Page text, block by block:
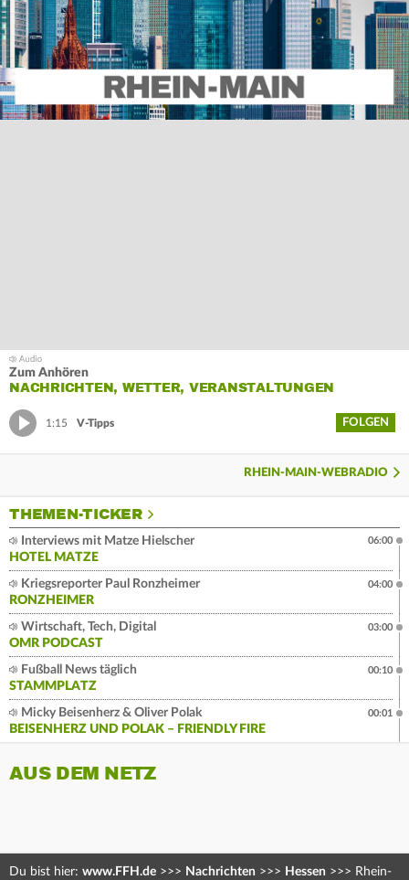
Zum Anhören
NACHRICHTEN, WETTER, VERANSTALTUNGEN
1:15 V-Tipps FOLGEN
RHEIN-MAIN-WEBRADIO
THEMEN-TICKER
Interviews mit Matze Hielscher
HOTEL MATZE
06:00
Kriegsreporter Paul Ronzheimer
RONZHEIMER
04:00
Wirtschaft, Tech, Digital
OMR PODCAST
03:00
Fußball News täglich
STAMMPLATZ
00:10
Micky Beisenherz & Oliver Polak
BEISENHERZ UND POLAK – FRIENDLY FIRE
00:01
AUS DEM NETZ
Du bist hier: www.FFH.de >>> Nachrichten >>> Hessen >>> Rhein-